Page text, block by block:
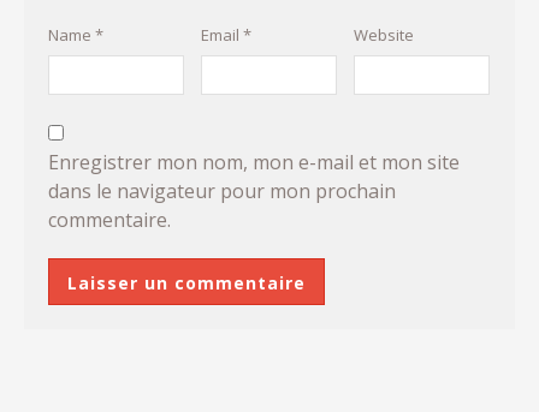
Name * Email* Website
Enregistrer mon nom, mon e-mail et mon site
dans le navigateur pour mon prochain
commentaire.